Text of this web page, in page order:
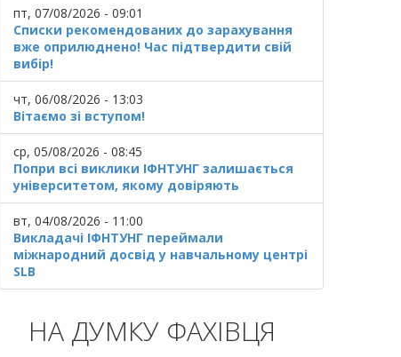
пт, 07/08/2026 - 09:01
Списки рекомендованих до зарахування
вже оприлюднено! Час підтвердити свій
вибір!
чт, 06/08/2026 - 13:03
Вітаємо зі вступом!
ср, 05/08/2026 - 08:45
Попри всі виклики ІФНТУНГ залишається
університетом, якому довіряють
вт, 04/08/2026 - 11:00
Викладачі ІФНТУНГ переймали
міжнародний досвід у навчальному центрі
SLB
НА ДУМКУ ФАХІВЦЯ